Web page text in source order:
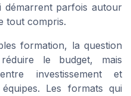
démarrent parfois autour
tout compris.
formation, la question
le budget, mais
investissement et
Les formats qui